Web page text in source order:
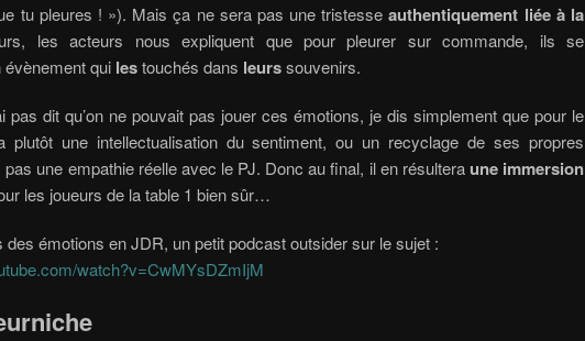
tu pleures ! »). Mais ça ne sera pas une tristesseauthentiquement liée à la
les acteurs nous expliquent que pour pleurer sur commande, ils se
qui lestouchés dans leurssouvenirs.
pas dit qu’on ne pouvait pas jouer ces émotions, je dis simplement que pour le
plutôt une intellectualisation du sentiment, ou un recyclage de ses propres
une empathie réelle avec le PJ. Donc au final, il en résultera une immersion
les joueurs de la table 1 bien sûr…
des émotions en JDR, un petit podcast outsider sur le sujet :
watch?v=CwMYsDZmIjM